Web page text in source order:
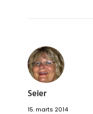
Seier
15. marts 2014